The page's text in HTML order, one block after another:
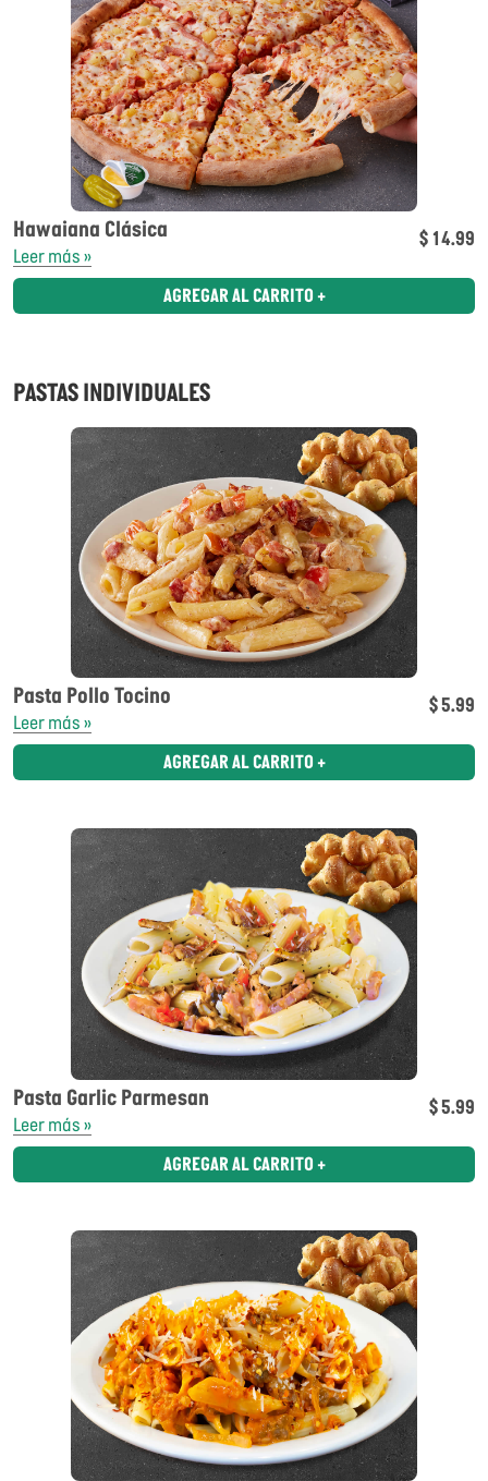
Hawaiana Clásica
Leer más »
$ 14.99
AGREGAR AL CARRITO +
PASTAS INDIVIDUALES
Pasta Pollo Tocino
Leer más »
$ 5.99
AGREGAR AL CARRITO +
Pasta Garlic Parmesan
Leer más »
$ 5.99
AGREGAR AL CARRITO +